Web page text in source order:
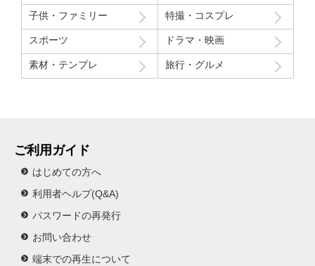
子供・ファミリー 特撮・コスプレ
スポーツ ドラマ・映画
素材・テンプレ 旅行・グルメ
ご利用ガイド
はじめての方へ
利用者ヘルプ(Q&A)
パスワードの再発行
お問い合わせ
端末での再生について